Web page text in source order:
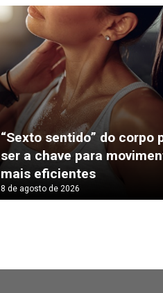
“Sexto sentido” do corpo
ser a chave para
mais eficientes
8 de agosto de 2026